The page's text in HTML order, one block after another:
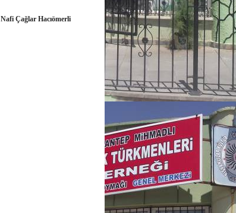
Nafi Çağlar Hacıömerli